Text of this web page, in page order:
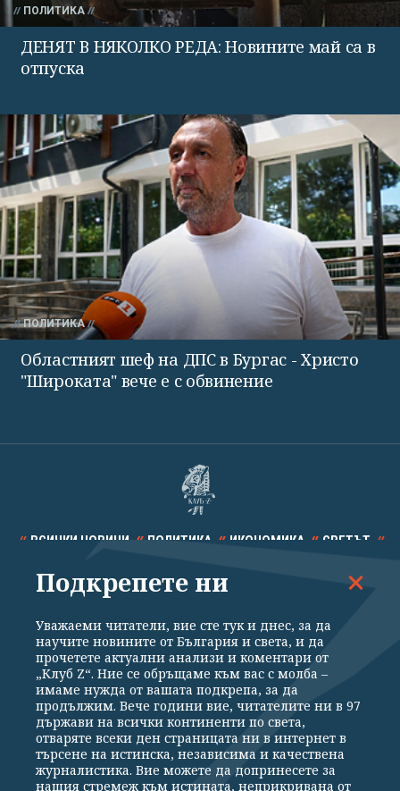
ПОЛИТИКА
ДЕНЯТ В НЯКОЛКО РЕДА: Новините май са в
отпуска
ПОЛИТИКА
Областният шеф на ДПС в Бургас - Христо
"Широката" вече е с обвинение
ВСИЧКИ НОВИНИ ПОЛИТИКА ИКОНОМИКА СВЕТЪТ
СПОРТ КУЛТУРА ТЕХНОЛОГИИ КАЛЕЙДОСКОП
Общи условия
Политика за поверителност
Реклама
Партньори Контакти
За Клуб Z
Екип
Подкрепете ни
Подкрепете ни
Уважаеми читатели, вие сте тук и днес, за да
научите новините от България и света, и да
прочетете актуални анализи и коментари от
„Клуб Z“. Ние се обръщаме към вас с молба –
имаме нужда от вашата подкрепа, за да
продължим. Вече години вие, читателите ни в 97
държави на всички континенти по света,
отваряте всеки ден страницата ни в интернет в
търсене на истинска, независима и качествена
журналистика. Вие можете да допринесете за
нашия стремеж към истината, неприкривана от